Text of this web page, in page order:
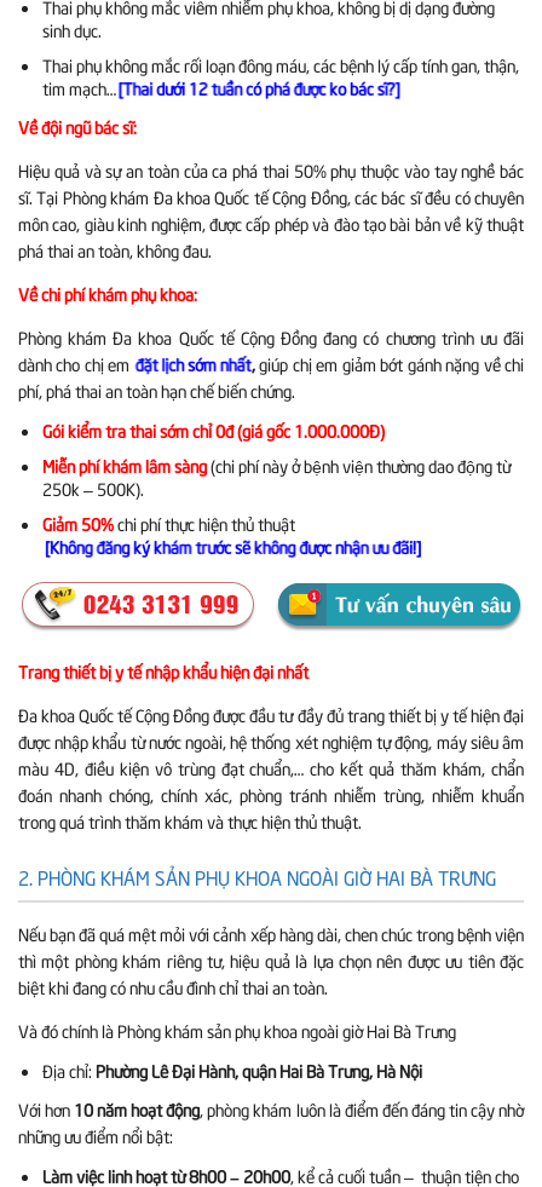
Thai phụ không mắc viêm nhiễm phụ khoa, không bị dị dạng đường
sinh dục.
Thai phụ không mắc rối loạn đông máu, các bệnh lý cấp tính gan, thận,
tim mạch…[Thai dưới 12 tuần có phá được ko bác sĩ?]
Về đội ngũ bác sĩ:
Hiệu quả và sự an toàn của ca phá thai 50% phụ thuộc vào tay nghề bác
sĩ. Tại Phòng khám Đa khoa Quốc tế Cộng Đồng, các bác sĩ đều có chuyên
môn cao, giàu kinh nghiệm, được cấp phép và đào tạo bài bản về kỹ thuật
phá thai an toàn, không đau.
Về chi phí khám phụ khoa:
Phòng khám Đa khoa Quốc tế Cộng Đồng đang có chương trình ưu đãi
dành cho chị em đặt lịch sớm nhất,giúp chị em giảm bớt gánh nặng về chi
phí, phá thai an toàn hạn chế biến chứng.
Gói kiểm tra thai sớm chỉ 0đ (giá gốc 1.000.000Đ)
Miễn phí khám lâm sàng(chi phí này ở bệnh viện thường dao động từ
250k – 500K).
Giảm 50%chi phí thực hiện thủ thuật
[Không đăng ký khám trước sẽ không được nhận ưu đãi!]
Trang thiết bị y tế nhập khẩu hiện đại nhất
Đa khoa Quốc tế Cộng Đồng được đầu tư đầy đủ trang thiết bị y tế hiện đại
được nhập khẩu từ nước ngoài, hệ thống xét nghiệm tự động, máy siêu âm
màu 4D, điều kiện vô trùng đạt chuẩn,… cho kết quả thăm khám, chẩn
đoán nhanh chóng, chính xác, phòng tránh nhiễm trùng, nhiễm khuẩn
trong quá trình thăm khám và thực hiện thủ thuật.
2. PHÒNG KHÁM SẢN PHỤ KHOA NGOÀI GIỜ HAI BÀ TRƯNG
Nếu bạn đã quá mệt mỏi với cảnh xếp hàng dài, chen chúc trong bệnh viện
thì một phòng khám riêng tư, hiệu quả là lựa chọn nên được ưu tiên đặc
biệt khi đang có nhu cầu đình chỉ thai an toàn.
Và đó chính là Phòng khám sản phụ khoa ngoài giờ Hai Bà Trưng
Địa chỉ: Phường Lê Đại Hành, quận Hai Bà Trưng, Hà Nội
Với hơn 10 năm hoạt động, phòng khám luôn là điểm đến đáng tin cậy nhờ
những ưu điểm nổi bật:
Làm việc linh hoạt từ 8h00 – 20h00, kể cả cuối tuần – thuận tiện cho